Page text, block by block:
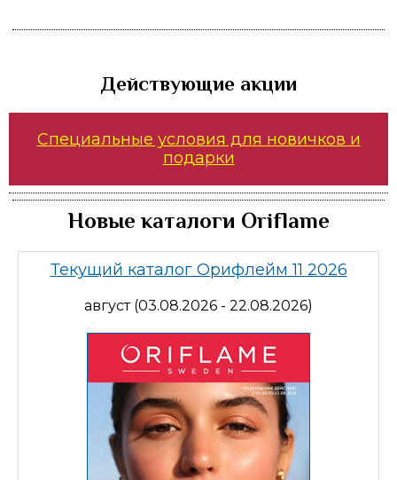
Действующие акции
Специальные условия для новичков и
подарки
Новые каталоги Oriflame
Текущий каталог Орифлейм 11 2026
август (03.08.2026 - 22.08.2026)